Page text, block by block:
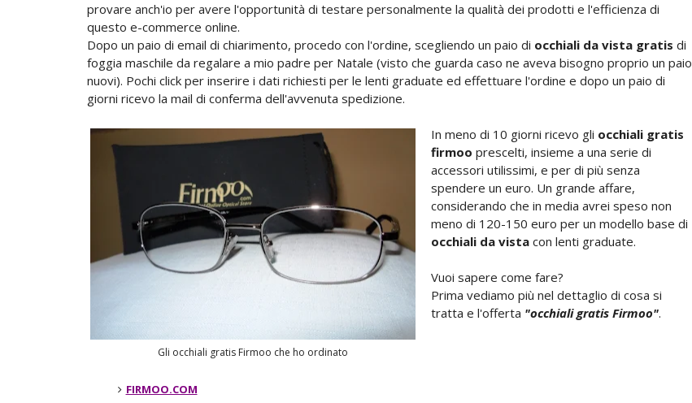
provare anch'io per avere l'opportunità di testare personalmente la qualità dei prodotti e l'efficienza di
questo e-commerce online.
Dopo un paio di email di chiarimento, procedo con l'ordine, scegliendo un paio di occhiali da vista gratis di
foggia maschile da regalare a mio padre per Natale (visto che guarda caso ne aveva bisogno proprio un paio
nuovi). Pochi click per inserire i dati richiesti per le lenti graduate ed effettuare l'ordine e dopo un paio di
giorni ricevo la mail di conferma dell'avvenuta spedizione.
Gli occhiali gratis Firmoo che ho ordinato
In meno di 10 giorni ricevo gli occhiali gratis
firmoo prescelti, insieme a una serie di
accessori utilissimi, e per di più senza
spendere un euro. Un grande affare,
considerando che in media avrei speso non
meno di 120-150 euro per un modello base di
occhiali da vista con lenti graduate.
Vuoi sapere come fare?
Prima vediamo più nel dettaglio di cosa si
tratta e l'offerta "occhiali gratis Firmoo".
FIRMOO.COM